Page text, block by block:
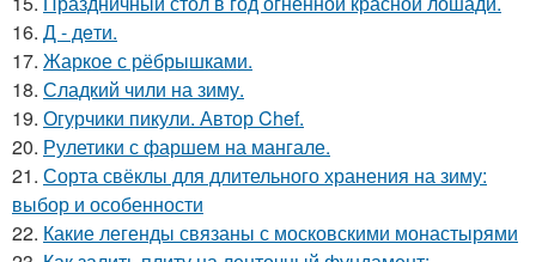
16. Д - дeти.
17. Жаркое с рёбрышками.
18. Сладкий чили на зиму.
19. Огурчики пикули. Автор Chef.
20. Рулетики с фаршем на мангале.
21. Сорта свёклы для длительного хранения на зиму:
выбор и особенности
22. Какие легенды связаны с московскими монастырями